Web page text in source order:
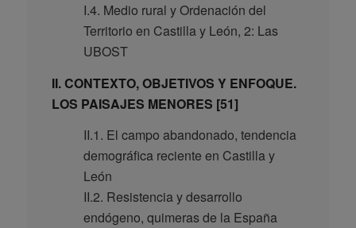
I.4. Medio rural y Ordenación del
Territorio en Castilla y León, 2: Las
UBOST
II. CONTEXTO, OBJETIVOS Y ENFOQUE.
LOS PAISAJES MENORES [51]
II.1. El campo abandonado, tendencia
demográfica reciente en Castilla y
León
II.2. Resistencia y desarrollo
endógeno, quimeras de la España